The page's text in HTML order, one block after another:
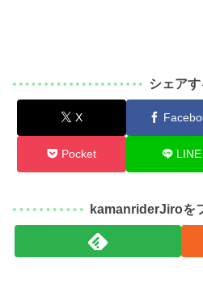
シェアす
X
Pocket LINE
kamanriderJiroを